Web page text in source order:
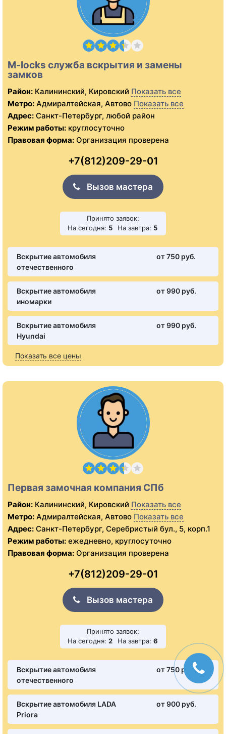
M-locks служба вскрытия и замены
замков
Район: Калининский, Кировский Показать все
Метро: Адмиралтейская, Автово Показать все
Адрес: Санкт-Петербург, любой район
Режим работы: круглосуточно
Правовая форма: Организация проверена
+7(812)209-29-01
Вызов мастера
Принято заявок:
На сегодня: 5 На завтра: 5
Вскрытие автомобиля
отечественного
от 750 pуб.
Вскрытие автомобиля
иномарки
от 990 pуб.
Вскрытие автомобиля
Hyundai
от 990 pуб.
Показать все цены
Первая замочная компания СПб
Район: Калининский, Кировский Показать все
Метро: Адмиралтейская, Автово Показать все
Адрес: Санкт-Петербург, Серебристый бул., 5, корп.1
Режим работы: ежедневно, круглосуточно
Правовая форма: Организация проверена
+7(812)209-29-01
Вызов мастера
Принято заявок:
На сегодня: 2 На завтра: 6
Вскрытие автомобиля
отечественного
от 750 pуб.
Вскрытие автомобиля LADA
Priora
от 900 pуб.